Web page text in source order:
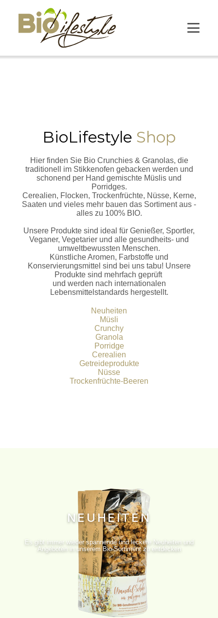
BioLifestyle Shop
Hier finden Sie Bio Crunchies & Granolas, die
traditionell im Stikkenofen gebacken werden und
schonend per Hand gemischte Müslis und
Porridges.
Cerealien, Flocken, Trockenfrüchte, Nüsse, Kerne,
Saaten und vieles mehr bauen das Sortiment aus -
alles zu 100% BIO.
Unsere Produkte sind ideal für Genießer, Sportler,
Veganer, Vegetarier und alle gesundheits- und
umweltbewussten Menschen.
Künstliche Aromen, Farbstoffe und
Konservierungsmittel sind bei uns tabu! Unsere
Produkte sind mehrfach geprüft
und werden nach internationalen
Lebensmittelstandards hergestellt.
Neuheiten
Müsli
Crunchy
Granola
Porridge
Cerealien
Getreideprodukte
Nüsse
Trockenfrüchte-Beeren
NEUHEITEN
Es gibt immer wieder spannende und leckere Neuheiten und
Angeboten in unserem Bio-Sortiment zu entdecken